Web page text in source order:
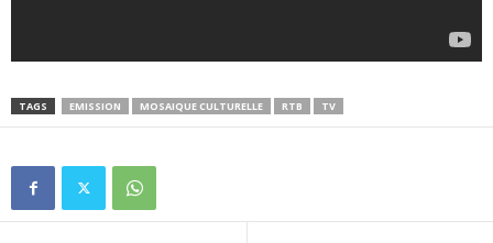
TAGS EMISSION MOSAIQUE CULTURELLE RTB TV